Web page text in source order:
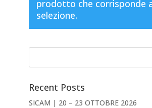
prodotto che corrisponde
selezione.
Recent Posts
SICAM | 20 – 23 OTTOBRE 2026